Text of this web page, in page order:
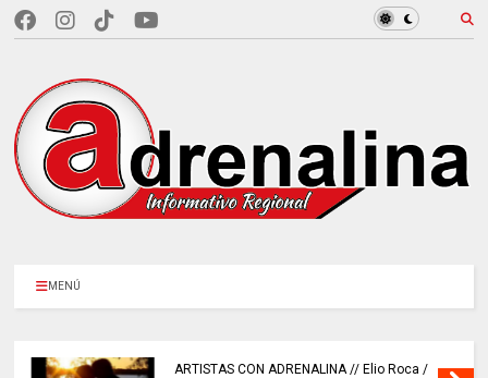
MENÚ
ARTISTAS CON ADRENALINA // Elio Roca /